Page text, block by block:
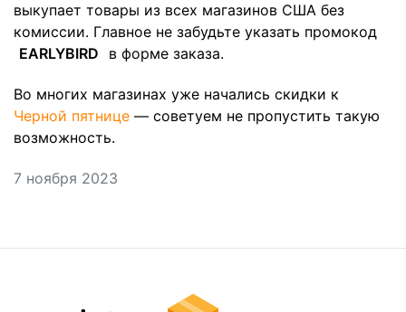
выкупает товары из всех магазинов США без
комиссии. Главное не забудьте указать промокод
EARLYBIRD
в форме заказа.
Во многих магазинах уже начались скидки к
Черной пятнице — советуем не пропустить такую
возможность.
7 ноября 2023